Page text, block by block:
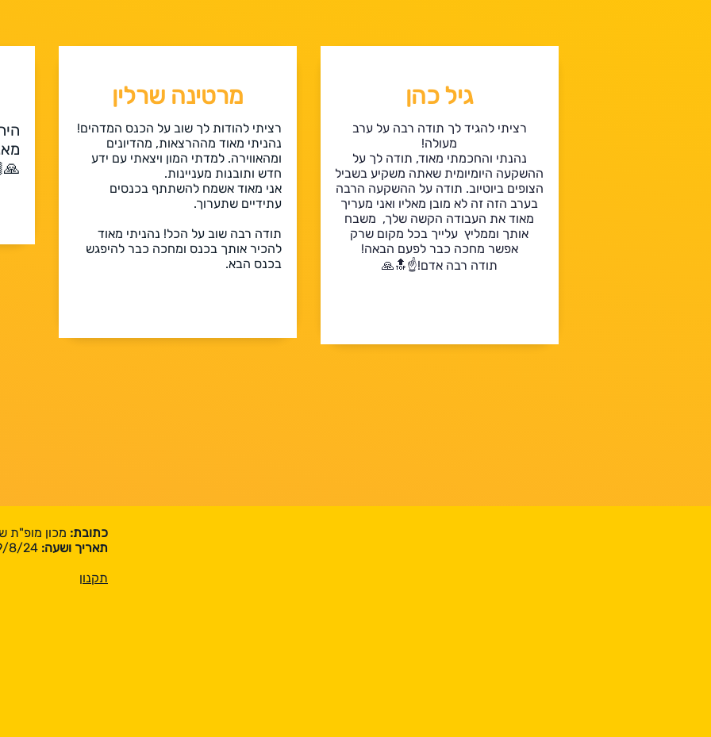
גיל כהן
רציתי להגיד לך תודה רבה על ערב
מעולה!
נהנתי והחכמתי מאוד, תודה לך על
ההשקעה היומיומית שאתה משקיע בשביל
הצופים ביוטיוב. תודה על ההשקעה הרבה
בערב הזה זה לא מובן מאליו ואני מעריך
מאוד את העבודה הקשה שלך, משבח
אותך וממליץ עלייך בכל מקום שרק
אפשר מחכה כבר לפעם הבאה!
תודה רבה אדם!☝️🔝🙏
מרטינה שרלין
רציתי להודות לך שוב על הכנס המדהים!
נהניתי מאוד מההרצאות, מהדיונים
ומהאווירה. למדתי המון ויצאתי עם ידע
חדש ותובנות מעניינות.
אני מאוד אשמח להשתתף בכנסים
עתידיים שתערוך.
תודה רבה שוב על הכל! נהניתי מאוד
להכיר אותך בכנס ומחכה כבר להיפגש
בכנס הבא.
כתובת: מכון מופ"ת
תאריך ושעה:
תקנון